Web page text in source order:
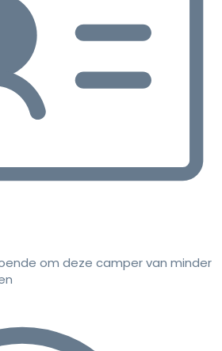
om deze camper van minder